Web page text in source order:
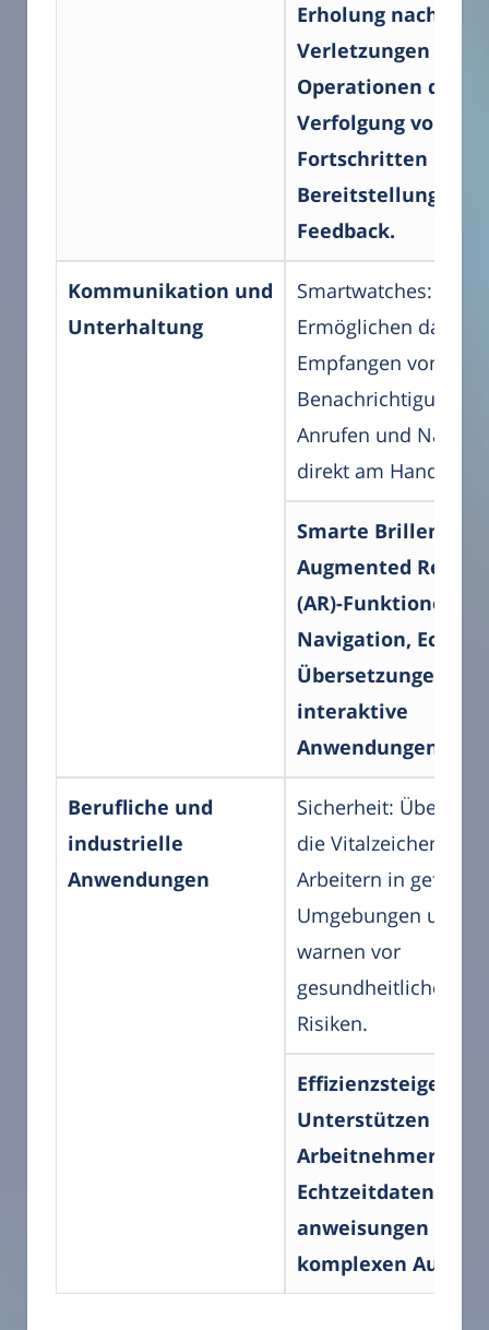
Erholung nach
Verletzungen oder
Operationen
Verfolgung von
Fortschritten und
Bereitstellung von
Feedback.
Kommunikation und
Unterhaltung
Smartwatches:
Ermöglichen das
Empfangen von
Benachrichtigungen,
Anrufen und
direkt am
Smarte Brillen:
Augmented Reality
(AR)-Funktionen,
Navigation,
Übersetzungen
interaktive
Anwendungen.
Berufliche und
industrielle
Anwendungen
Sicherheit:
die Vitalzeichen von
Arbeitern in
Umgebungen und
warnen vor
gesundheitlichen
Risiken.
Unterstützen
Arbeitnehmer
Echtzeitdaten und -
anweisungen bei
komplexen